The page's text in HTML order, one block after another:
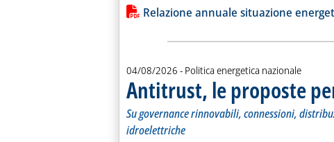
Lista allegati PDF alla notizia
Relazione annuale situazione
04/08/2026 - Politica energetica nazionale
Antitrust, le proposte
Su governance rinnovabili, connessioni,
idroelettriche